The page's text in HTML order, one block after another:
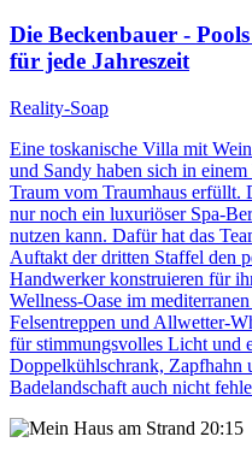
Die Beckenbauer -
für jede Jahreszeit
Reality-Soap
Eine toskanische Villa mit
und Sandy haben sich in
Traum vom Traumhaus erfüllt.
nur noch ein luxuriöser Spa-
nutzen kann. Dafür hat das
Auftakt der dritten Staffel den
Handwerker konstruieren für
Wellness-Oase im
Felsentreppen und Allwetter-
für stimmungsvolles Licht und
Doppelkühlschrank, Zapfhahn
Badelandschaft auch nicht
20:15